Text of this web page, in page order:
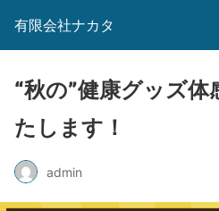
有限会社ナカタ
“秋の”健康グッズ体
たします！
admin